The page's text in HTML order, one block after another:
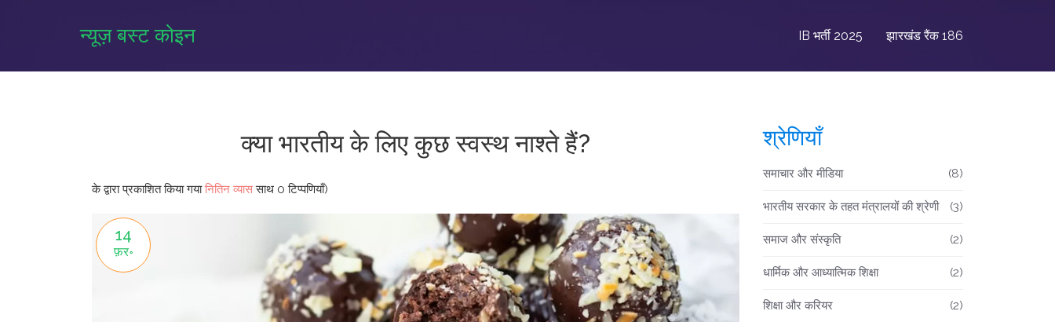
न्यूज़ बस्ट कोइन IB भर्ती 2025 झारखंड रैंक 186
क्या भारतीय के लिए कुछ स्वस्थ नाश्ते हैं?
के द्वारा प्रकाशित किया गयानितिन व्याससाथ 0 टिप्पणियाँ)
14
फ़र॰
श्रेणियाँ
समाचार और मीडिया (8)
भारतीय सरकार के तहत मंत्रालयों की श्रेणी (3)
समाज और संस्कृति (2)
धार्मिक और आध्यात्मिक शिक्षा (2)
शिक्षा और करियर (2)